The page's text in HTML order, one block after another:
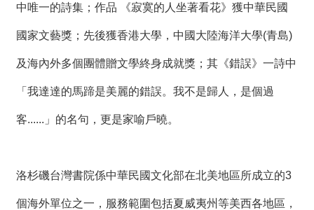
中唯一的詩集；作品 《寂寞的人坐著看花》獲中華民國
國家文藝獎；先後獲香港大學，中國大陸海洋大學(青島)
及海內外多個團體贈文學終身成就獎；其《錯誤》一詩中
「我達達的馬蹄是美麗的錯誤。我不是歸人，是個過
客......」的名句，更是家喻戶曉。
洛杉磯台灣書院係中華民國文化部在北美地區所成立的3
個海外單位之一，服務範圍包括夏威夷州等美西各地區，